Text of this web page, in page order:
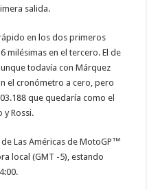
salida.
en los dos primeros
milésimas en el tercero. El de
todavía con Márquez
el cronómetro a cero, pero
que quedaría como el
y Rossi.
de Las Américas de MotoGP™
local (GMT -5), estando